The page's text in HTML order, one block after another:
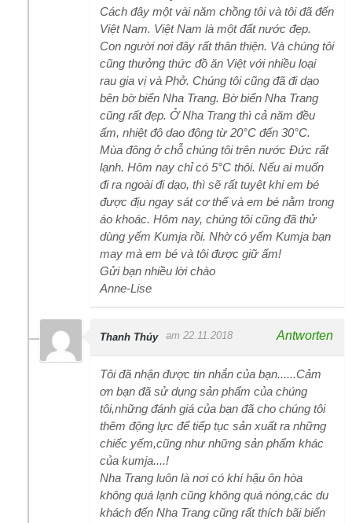
Cách đây một vài năm chồng tôi và tôi đã đến
Việt Nam. Việt Nam là một đất nước đẹp.
Con người nơi đây rất thân thiện. Và chúng tôi
cũng thưởng thức đồ ăn Việt với nhiều loại
rau gia vị và Phở. Chúng tôi cũng đã đi dạo
bên bờ biển Nha Trang. Bờ biển Nha Trang
cũng rất đẹp. Ở Nha Trang thì cả năm đều
ấm, nhiệt độ dao động từ 20°C đến 30°C.
Mùa đông ở chỗ chúng tôi trên nước Đức rất
lạnh. Hôm nay chỉ có 5°C thôi. Nếu ai muốn
đi ra ngoài đi dạo, thì sẽ rất tuyệt khi em bé
được địu ngay sát cơ thể và em bé nằm trong
áo khoác. Hôm nay, chúng tôi cũng đã thử
dùng yếm Kumja rồi. Nhờ có yếm Kumja bạn
may mà em bé và tôi được giữ ấm!
Gửi bạn nhiều lời chào
Anne-Lise
Thanh Thúy am 22.11.2018 Antworten
Tôi đã nhận được tin nhắn của bạn......Cảm
ơn bạn đã sử dụng sản phẩm của chúng
tôi,những đánh giá của bạn đã cho chúng tôi
thêm động lực để tiếp tục sản xuất ra những
chiếc yếm,cũng như những sản phẩm khác
của kumja....!
Nha Trang luôn là nơi có khí hậu ôn hòa
không quá lạnh cũng không quá nóng,các du
khách đến Nha Trang cũng rất thích bãi biển